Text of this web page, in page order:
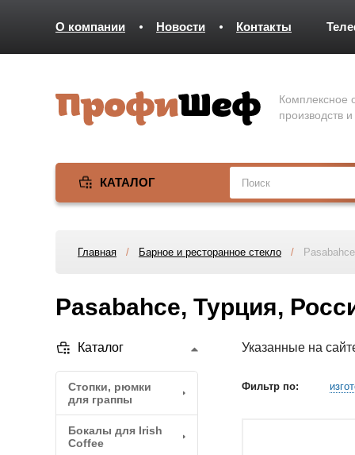
О компании Новости Контакты
Комплексное
производств
КАТАЛОГ
Главная / Барное и ресторанное стекло /
Pasabahce, Турция,
Каталог
Стопки, рюмки
для граппы
Бокалы для Irish
Coffee
Указанные на
Фильтр по: